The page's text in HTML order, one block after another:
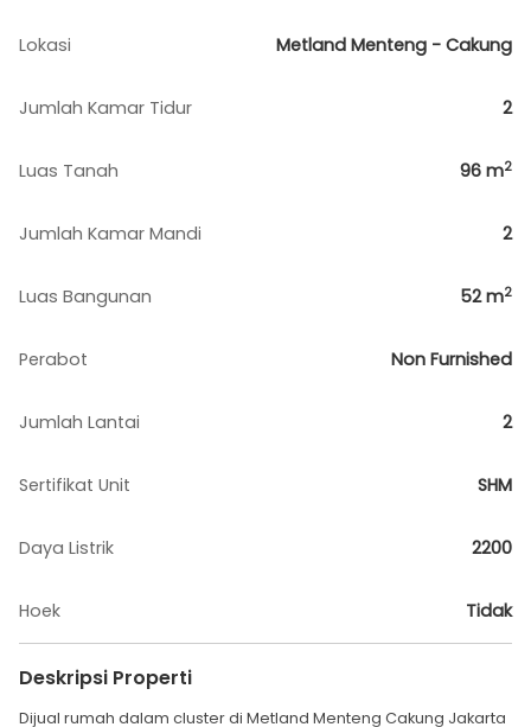
Lokasi Metland Menteng - Cakung
Jumlah Kamar Tidur 2
Luas Tanah 96 m2
Jumlah Kamar Mandi 2
Luas Bangunan 52m2
Perabot Non Furnished
Jumlah Lantai 2
Sertifikat Unit SHM
Daya Listrik 2200
Hoek Tidak
Deskripsi Properti
Dijual rumah dalam cluster di Metland Menteng Cakung Jakarta